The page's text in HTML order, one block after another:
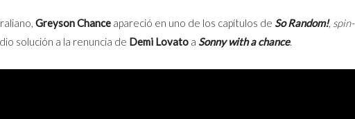
Greyson Chance apareció en uno de los capítulos de So Random!, spin-
solución a la renuncia de Demi Lovato a Sonny with a chance.